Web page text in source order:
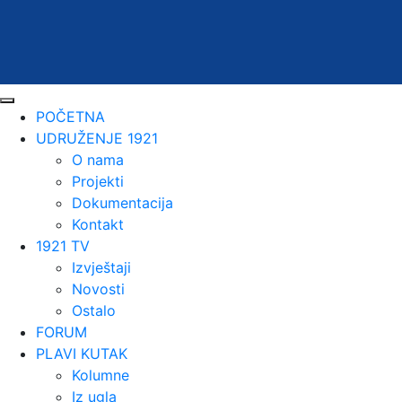
POČETNA
UDRUŽENJE 1921
O nama
Projekti
Dokumentacija
Kontakt
1921 TV
Izvještaji
Novosti
Ostalo
FORUM
PLAVI KUTAK
Kolumne
Iz ugla